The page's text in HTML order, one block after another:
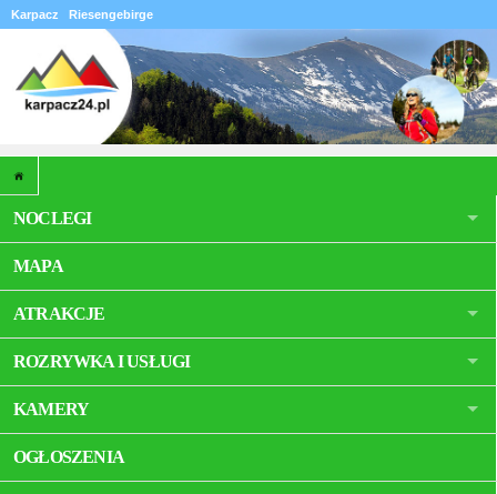
Karpacz Riesengebirge
NOCLEGI
MAPA
ATRAKCJE
ROZRYWKA I USŁUGI
KAMERY
OGŁOSZENIA